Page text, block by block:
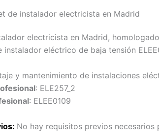
de instalador electricista en Madrid
electricista en Madrid,
instalador eléctrico de baja tensión
y mantenimiento de instalaciones
: ELE257_2
: ELEE0109
No hay requisitos previos necesarios